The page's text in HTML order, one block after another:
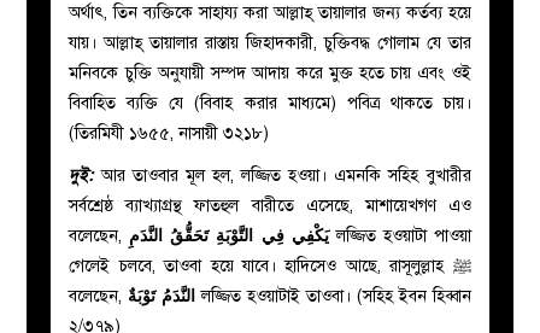
অর্থাৎ, তিন ব্যক্তিকে সাহায্য করা আল্লাহ্ তায়ালার জন্য কর্তব্য হয়ে
যায়। আল্লাহ্ তায়ালার রাস্তায় জিহাদকারী, চুক্তিবদ্ধ গোলাম যে তার
মনিবকে চুক্তি অনুযায়ী সম্পদ আদায় করে মুক্ত হতে চায় এবং ওই
বিবাহিত ব্যক্তি যে (বিবাহ করার মাধ্যমে) পবিত্র থাকতে চায়।
(তিরমিযী ১৬৫৫, নাসায়ী ৩২১৮)
দুই:আর তাওবার মূল হল, লজ্জিত হওয়া। এমনকি সহিহ বুখারীর
সর্বশ্রেষ্ঠ ব্যাখ্যাগ্রন্থ ফাতহুল বারীতে এসেছে, মাশায়েখগণ এও
বলেছেন, يَكْفِي فِي التَّوْبَةِ تَحَقُّقُ النَّدَمِলজ্জিত হওয়াটা পাওয়া
গেলেই চলবে, তাওবা হয়ে যাবে। হাদিসেও আছে, রাসূলুল্লাহ ﷺ
বলেছেন, النَّدَمُ تَوْبَةٌ লজ্জিত হওয়াটাই তাওবা। (সহিহ ইবন হিব্বান
২/৩৭৯)